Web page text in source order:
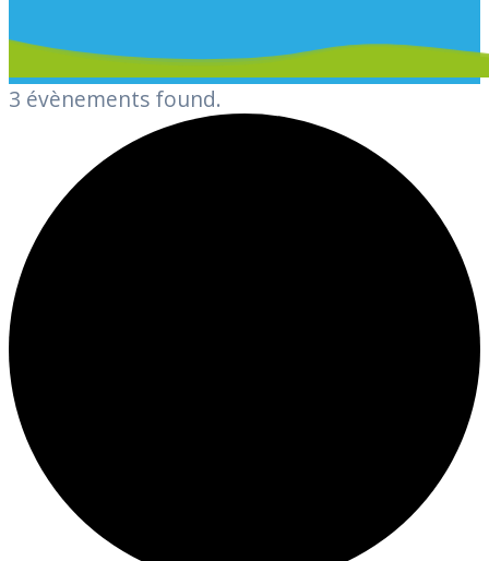
3 évènements found.